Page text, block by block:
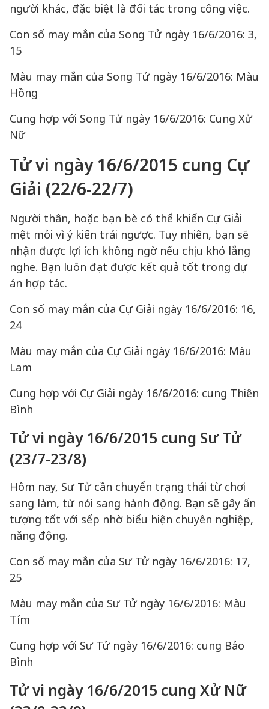
người khác, đặc biệt là đối tác trong công việc.
Con số may mắn của Song Tử ngày 16/6/2016: 3,
15
Màu may mắn của Song Tử ngày 16/6/2016: Màu
Hồng
Cung hợp với Song Tử ngày 16/6/2016: Cung Xử
Nữ
Tử vi ngày 16/6/2015 cung Cự
Giải (22/6-22/7)
Người thân, hoặc bạn bè có thể khiến Cự Giải
mệt mỏi vì ý kiến trái ngược. Tuy nhiên, bạn sẽ
nhận được lợi ích không ngờ nếu chịu khó lắng
nghe. Bạn luôn đạt được kết quả tốt trong dự
án hợp tác.
Con số may mắn của Cự Giải ngày 16/6/2016: 16,
24
Màu may mắn của Cự Giải ngày 16/6/2016: Màu
Lam
Cung hợp với Cự Giải ngày 16/6/2016: cung Thiên
Bình
Tử vi ngày 16/6/2015 cung Sư Tử
(23/7-23/8)
Hôm nay, Sư Tử cần chuyển trạng thái từ chơi
sang làm, từ nói sang hành động. Bạn sẽ gây ấn
tượng tốt với sếp nhờ biểu hiện chuyên nghiệp,
năng động.
Con số may mắn của Sư Tử ngày 16/6/2016: 17,
25
Màu may mắn của Sư Tử ngày 16/6/2016: Màu
Tím
Cung hợp với Sư Tử ngày 16/6/2016: cung Bảo
Bình
Tử vi ngày 16/6/2015 cung Xử Nữ